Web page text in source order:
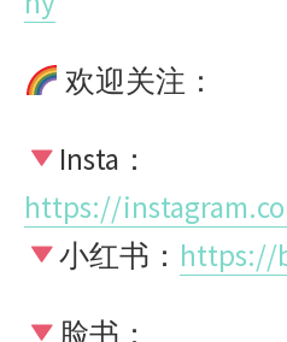
欢迎关注：
Insta：
https://
小红书： https://
脸书：